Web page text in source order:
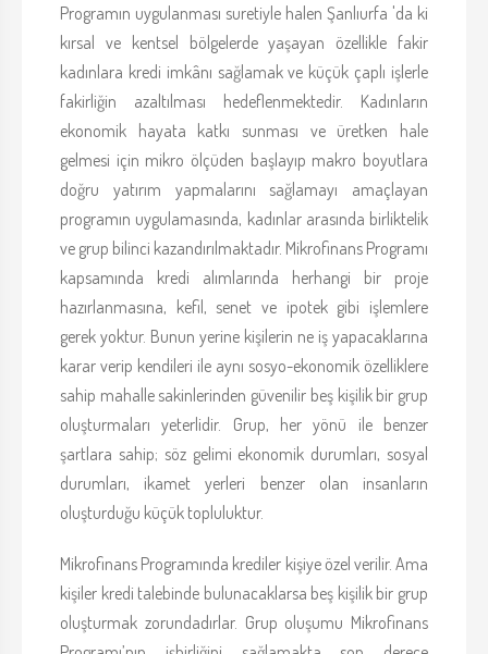
Programın uygulanması suretiyle halen Şanlıurfa 'da ki
kırsal ve kentsel bölgelerde yaşayan özellikle fakir
kadınlara kredi imkânı sağlamak ve küçük çaplı işlerle
fakirliğin azaltılması hedeflenmektedir. Kadınların
ekonomik hayata katkı sunması ve üretken hale
gelmesi için mikro ölçüden başlayıp makro boyutlara
doğru yatırım yapmalarını sağlamayı amaçlayan
programın uygulamasında, kadınlar arasında birliktelik
ve grup bilinci kazandırılmaktadır. Mikrofinans Programı
kapsamında kredi alımlarında herhangi bir proje
hazırlanmasına, kefil, senet ve ipotek gibi işlemlere
gerek yoktur. Bunun yerine kişilerin ne iş yapacaklarına
karar verip kendileri ile aynı sosyo-ekonomik özelliklere
sahip mahalle sakinlerinden güvenilir beş kişilik bir grup
oluşturmaları yeterlidir. Grup, her yönü ile benzer
şartlara sahip; söz gelimi ekonomik durumları, sosyal
durumları, ikamet yerleri benzer olan insanların
oluşturduğu küçük topluluktur.
Mikrofinans Programında krediler kişiye özel verilir. Ama
kişiler kredi talebinde bulunacaklarsa beş kişilik bir grup
oluşturmak zorundadırlar. Grup oluşumu Mikrofinans